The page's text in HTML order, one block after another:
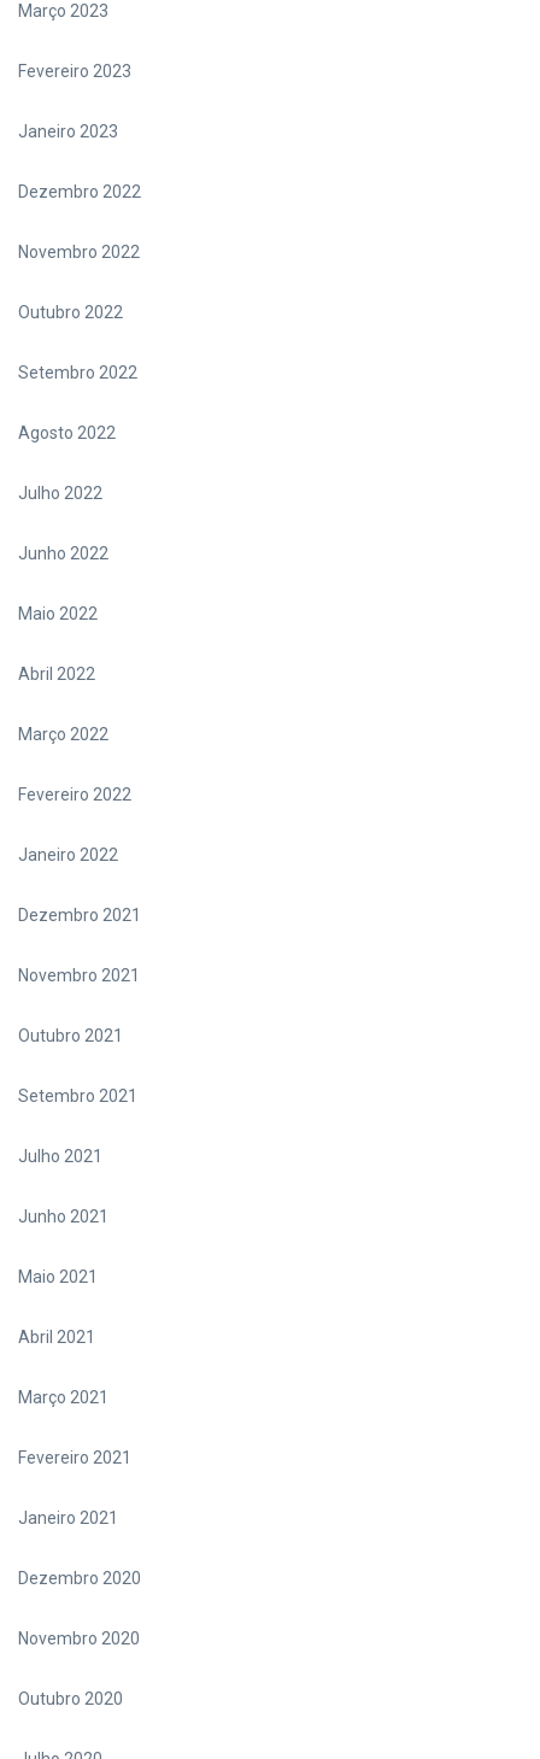
Março 2023
Fevereiro 2023
Janeiro 2023
Dezembro 2022
Novembro 2022
Outubro 2022
Setembro 2022
Agosto 2022
Julho 2022
Junho 2022
Maio 2022
Abril 2022
Março 2022
Fevereiro 2022
Janeiro 2022
Dezembro 2021
Novembro 2021
Outubro 2021
Setembro 2021
Julho 2021
Junho 2021
Maio 2021
Abril 2021
Março 2021
Fevereiro 2021
Janeiro 2021
Dezembro 2020
Novembro 2020
Outubro 2020